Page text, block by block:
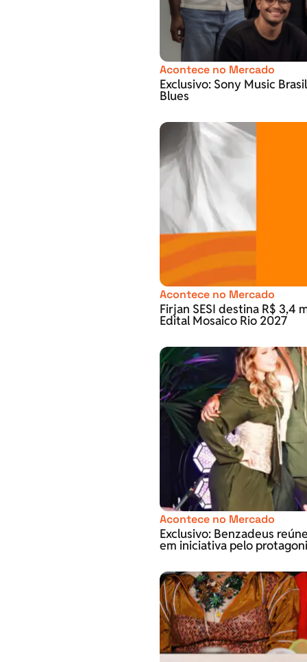
Acontece no Mercado
Exclusivo: Sony Music
Blues
Acontece no Mercado
Firjan SESI destina R$ 3,4
Edital Mosaico Rio 2027
Acontece no Mercado
Exclusivo: Benzadeus
em iniciativa pelo